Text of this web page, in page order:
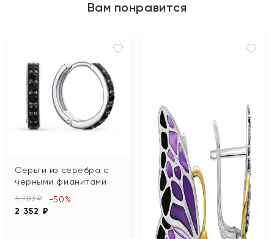
Вам понравится
Серьги из серебра с
черными фианитами
4 703 ₽
2 352 ₽
-50%